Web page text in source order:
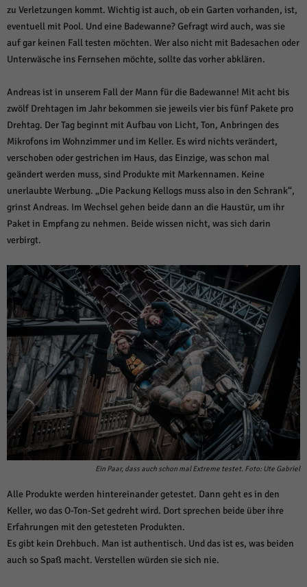
zu Verletzungen kommt. Wichtig ist auch, ob ein Garten vorhanden, ist,
eventuell mit Pool. Und eine Badewanne? Gefragt wird auch, was sie
auf gar keinen Fall testen möchten. Wer also nicht mit Badesachen oder
Unterwäsche ins Fernsehen möchte, sollte das vorher abklären.
Andreas ist in unserem Fall der Mann für die Badewanne! Mit acht bis
zwölf Drehtagen im Jahr bekommen sie jeweils vier bis fünf Pakete pro
Drehtag. Der Tag beginnt mit Aufbau von Licht, Ton, Anbringen des
Mikrofons im Wohnzimmer und im Keller. Es wird nichts verändert,
verschoben oder gestrichen im Haus, das Einzige, was schon mal
geändert werden muss, sind Produkte mit Markennamen. Keine
unerlaubte Werbung. „Die Packung Kellogs muss also in den Schrank“,
grinst Andreas. Im Wechsel gehen beide dann an die Haustür, um ihr
Paket in Empfang zu nehmen. Beide wissen nicht, was sich darin
verbirgt.
Ein Paar, dass auch schon mal Extreme testet. Foto: Ute Gabriel
Alle Produkte werden hintereinander getestet. Dann geht es in den
Keller, wo das O-Ton-Set gedreht wird. Dort sprechen beide über ihre
Erfahrungen mit den getesteten Produkten.
Es gibt kein Drehbuch. Man ist authentisch. Und das ist es, was beiden
auch so Spaß macht. Verstellen würden sie sich nie.